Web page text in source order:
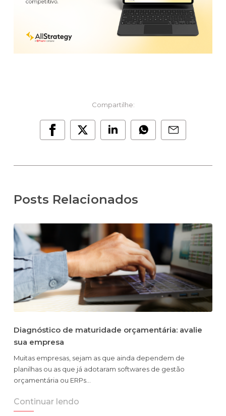
Compartilhe:
Posts Relacionados
Diagnóstico de maturidade orçamentária: avalie
sua empresa
Muitas empresas, sejam as que ainda dependem de
planilhas ou as que já adotaram softwares de gestão
orçamentária ou ERPs…
Continuar lendo